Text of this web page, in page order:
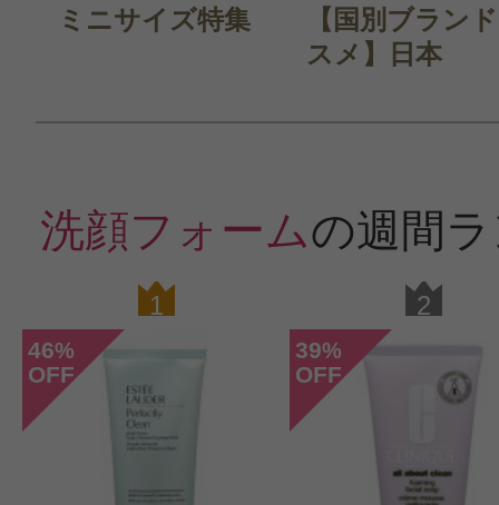
ミニサイズ特集
【国別ブラン
スメ】日本
洗顔フォームの週間
1
46%
OFF
2
39%
OFF